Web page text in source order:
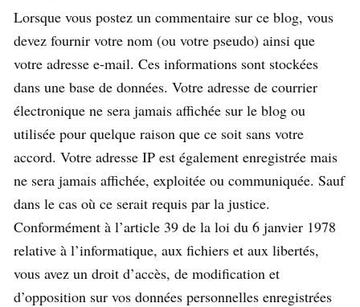
Lorsque vous postez un commentaire sur ce blog, vous
devez fournir votre nom (ou votre pseudo) ainsi que
votre adresse e-mail. Ces informations sont stockées
dans une base de données. Votre adresse de courrier
électronique ne sera jamais affichée sur le blog ou
utilisée pour quelque raison que ce soit sans votre
accord. Votre adresse IP est également enregistrée mais
ne sera jamais affichée, exploitée ou communiquée. Sauf
dans le cas où ce serait requis par la justice.
Conformément à l’article 39 de la loi du 6 janvier 1978
relative à l’informatique, aux fichiers et aux libertés,
vous avez un droit d’accès, de modification et
d’opposition sur vos données personnelles enregistrées